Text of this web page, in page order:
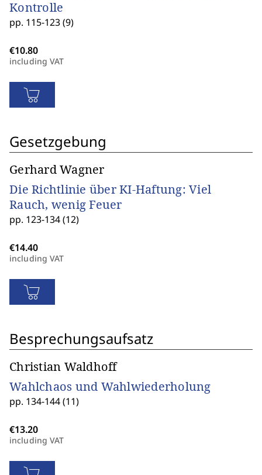
Kontrolle
pp. 115-123 (9)
including VAT
Gesetzgebung
Gerhard Wagner
Die Richtlinie über KI-Haftung: Viel
Rauch, wenig Feuer
pp. 123-134 (12)
including VAT
Besprechungsaufsatz
Christian Waldhoff
Wahlchaos und Wahlwiederholung
pp. 134-144 (11)
including VAT